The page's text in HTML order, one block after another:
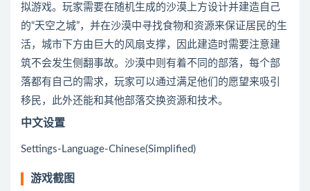
拟游戏。玩家需要在随机生成的沙漠上方设计并建造自己
的“天空之城”，并在沙漠中寻找食物和资源来保证居民的生
活，城市下方由巨大的风扇支撑，因此建造时需要注意建
筑不会发生侧翻事故。沙漠中则有着不同的部落，每个部
落都有自己的需求，玩家可以通过满足他们的愿望来吸引
移民，此外还能和其他部落交换资源和技术。
中文设置
Settings-Language-Chinese(Simplified)
游戏截图